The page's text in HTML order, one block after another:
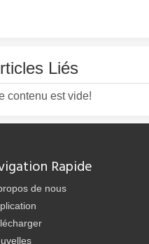
tubes au laser à fibre
Liés
contenu est vide!
Rapide
de nous